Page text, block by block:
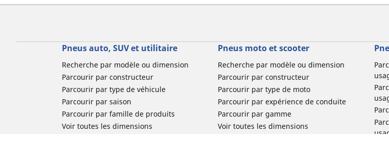
Pneus auto, SUV et utilitaire
Recherche par modèle ou dimension
Parcourir par constructeur
Parcourir par type de véhicule
Parcourir par saison
Parcourir par famille de produits
Voir toutes les dimensions
Pneus moto et scooter
Recherche par modèle ou dimension
Parcourir par constructeur
Parcourir par type de moto
Parcourir par expérience de conduite
Parcourir par gamme
Voir toutes les dimensions